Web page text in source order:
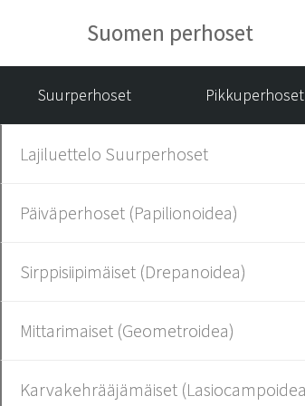
Suomen perhoset
Suurperhoset Pikkuperhoset
Lajiluettelo Suurperhoset
Päiväperhoset (Papilionoidea)
Sirppisiipimäiset (Drepanoidea)
Mittarimaiset (Geometroidea)
Karvakehrääjämäiset